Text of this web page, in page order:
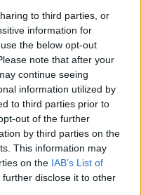
to third parties, or
information for
the below opt-out
note that after your
continue seeing
information utilized by
to third parties prior to
out of the further
by third parties on the
This information may
on the IAB’s List of
further disclose it to other
kg (nincs a kettő
van ilyen tréler,
hogy
megengedett
a vontató önsúlya,
- nagyon remélem,
űrrakétára is jogsid